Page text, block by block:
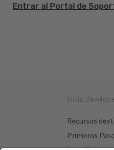
Entrar al Portal de
Inicio
Recursos
Primeros